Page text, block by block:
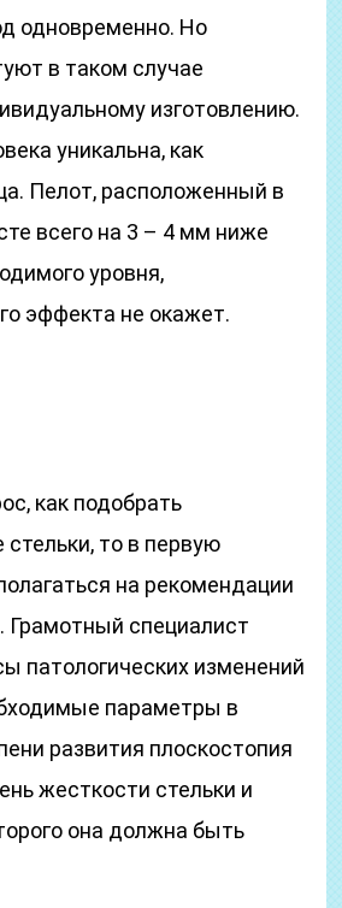
одновременно. Но
в таком случае
изготовлению.
уникальна, как
Пелот, расположенный в
всего на 3 – 4 мм ниже
уровня,
эффекта не окажет.
как подобрать
стельки, то в первую
на рекомендации
Грамотный специалист
патологических изменений
параметры в
развития плоскостопия
жесткости стельки и
она должна быть